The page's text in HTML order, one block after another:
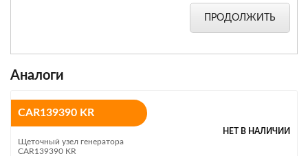
ПРОДОЛЖИТЬ
Аналоги
CAR139390 KR
НЕТ В НАЛИЧИИ
Щеточный узел генератора
CAR139390 KR